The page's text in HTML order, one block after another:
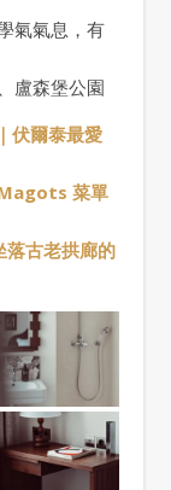
氣氣息，有
盧森堡公園
伏爾泰最愛
Magots 菜單
落古老拱廊的